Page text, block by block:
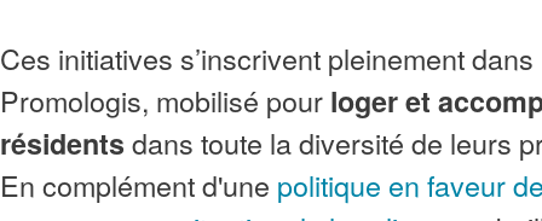
Ces initiatives s’inscrivent pleinement dans
Promologis, mobilisé pour loger et
résidents dans toute la diversité de leurs
En complément d'une politique en faveur